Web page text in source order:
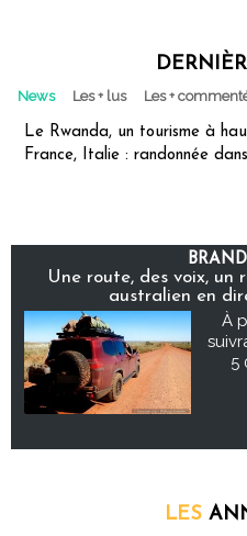
News Les + lus Les +
Le Rwanda, un tourisme à
France, Italie : randonnée
Une route, des voix, un
australien en
À
5
LES